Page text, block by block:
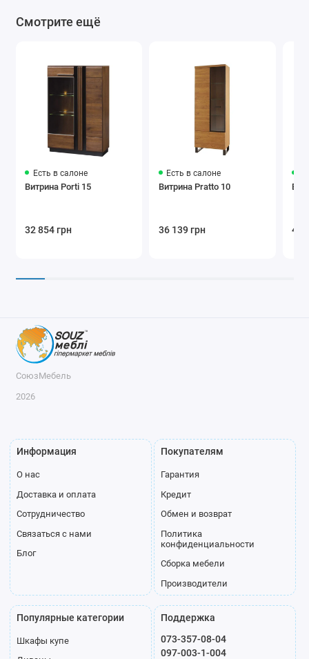
Смотрите ещё
Есть в салоне
Витрина Porti 15
32 854 грн
Есть в салоне
Витрина Pratto 10
36 139 грн 49
СоюзМебель
2026
Информация
О нас
Доставка и оплата
Сотрудничество
Связаться с нами
Блог
Покупателям
Гарантия
Кредит
Обмен и возврат
Политика
конфиденциальности
Сборка мебели
Производители
Популярные категории
Шкафы купе
Поддержка
073-357-08-04
097-003-1-004